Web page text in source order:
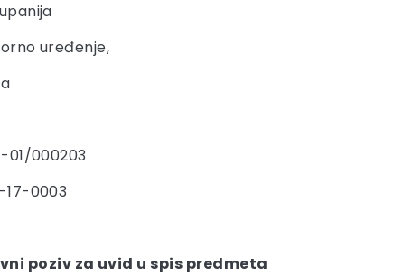
uređenje,
01/000203
17-0003
poziv za uvid u spis predmeta